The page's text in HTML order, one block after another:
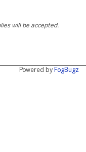
will be accepted.
Powered by FogBugz